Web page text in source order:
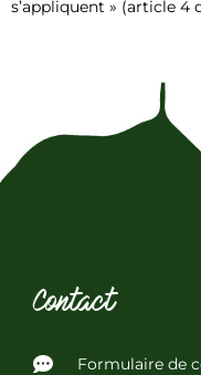
s’appliquent » (article 4
Contact
Formulaire de